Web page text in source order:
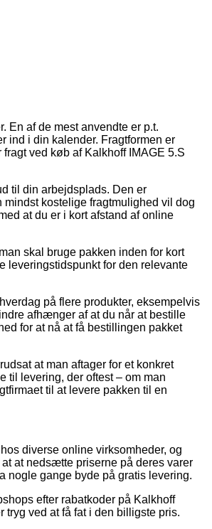
En af de mest anvendte er p.t.
ind i din kalender. Fragtformen er
ved køb af Kalkhoff IMAGE 5.S
til din arbejdsplads. Den er
kostelige fragtmulighed vil dog
at du er i kort afstand af online
skal bruge pakken inden for kort
leveringstidspunkt for den relevante
på flere produkter, eksempelvis
afhænger af at du når at bestille
for at nå at få bestillingen pakket
at man aftager for et konkret
til levering, der oftest – om man
til at levere pakken til en
diverse online virksomheder, og
at nedsætte priserne på deres varer
nogle gange byde på gratis levering.
efter rabatkoder på Kalkhoff
tryg ved at få fat i den billigste pris.